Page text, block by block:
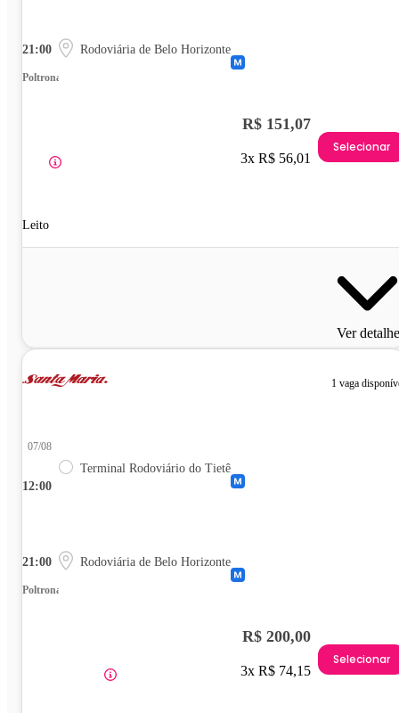
21:00 Rodoviária de Belo Horizonte
Poltrona
Leito
R$ 151,07
3x R$ 56,01
Selecionar
Ver
1 vaga
12:00
07/08
Terminal Rodoviário do Tietê
21:00 Rodoviária de Belo Horizonte
Poltrona
R$ 200,00
3x R$ 74,15
Selecionar